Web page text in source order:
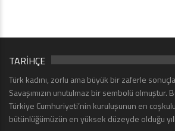
TARİHÇE
Türk kadını, zorlu ama büyük bir zaferle
Savaşımızın unutulmaz bir sembolü olmuştur.
Türkiye Cumhuriyeti’nin kuruluşunun en
bütünlüğümüzün en yüksek düzeyde olduğu